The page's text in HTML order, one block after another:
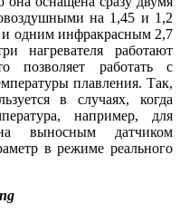
на 1,45 и 1,2
и одним инфракрасным 2,7
нагревателя работают
позволяет работать с
плавления. Так,
в случаях, когда
например, для
выносным датчиком
в режиме реального